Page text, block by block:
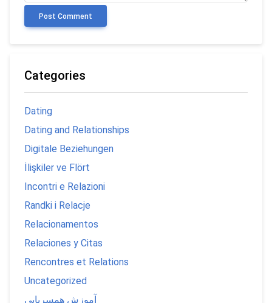
Post Comment
Categories
Dating
Dating and Relationships
Digitale Beziehungen
İlişkiler ve Flört
Incontri e Relazioni
Randki i Relacje
Relacionamentos
Relaciones y Citas
Rencontres et Relations
Uncategorized
آموزش همسریابی